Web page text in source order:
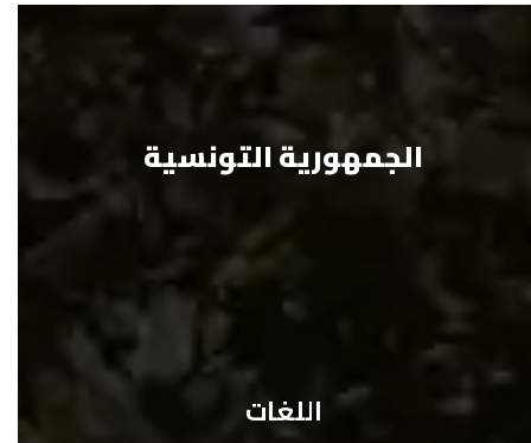
الجمهورية التونسية
اللغات